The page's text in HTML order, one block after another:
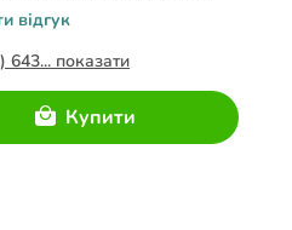
відгук
643... показати
Купити